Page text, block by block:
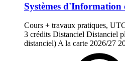
Systèmes d'Information
Cours + travaux pratiques,
3 crédits Distanciel Distanciel
distanciel) A la carte 2026/27